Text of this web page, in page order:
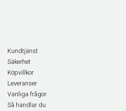
Kundtjänst
Säkerhet
Köpvillkor
Leveranser
Vanliga frågor
Så handlar du